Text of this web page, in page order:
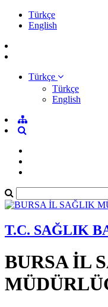
Türkçe
English
Türkçe
Türkçe
English
T.C. SAĞLIK
BURSA İL